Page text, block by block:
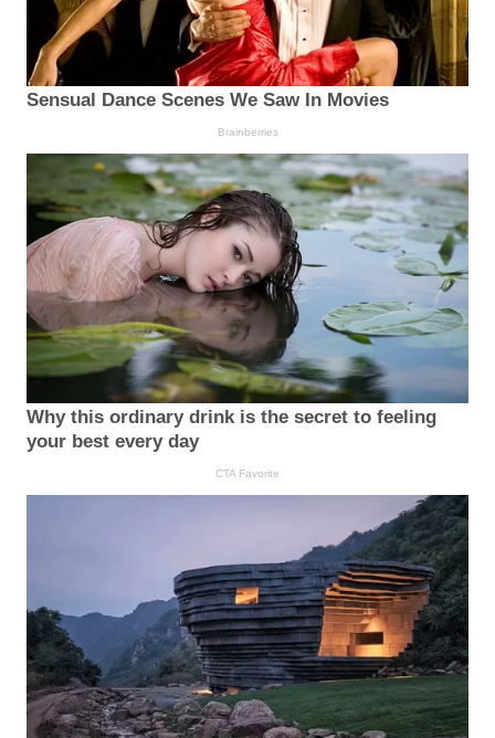
Sensual Dance Scenes We Saw In Movies
Brainberries
Why this ordinary drink is the secret to feeling
your best every day
CTA Favorite